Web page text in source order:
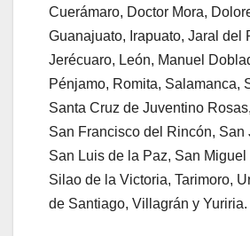
Cuerámaro, Doctor Mora,
Guanajuato, Irapuato, Jaral del
Jerécuaro, León, Manuel
Pénjamo, Romita, Salamanca,
Santa Cruz de Juventino
San Francisco del Rincón, San
San Luis de la Paz, San Miguel
Silao de la Victoria, Tarimoro,
de Santiago, Villagrán y Yuriria.